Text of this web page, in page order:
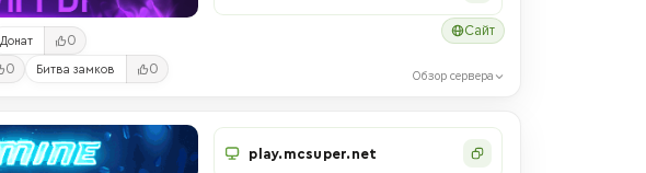
Донат 0
0 Битва замков 0
Сайт
Обзор сервера
play.mcsuper.net